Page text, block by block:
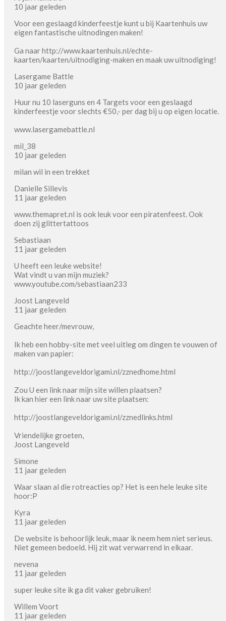
10 jaar geleden
Voor een geslaagd kinderfeestje kunt u bij Kaartenhuis uw
eigen fantastische uitnodingen maken!
Ga naar http://www.kaartenhuis.nl/echte-
kaarten/kaarten/uitnodiging-maken en maak uw uitnodiging!
Lasergame Battle
10 jaar geleden
Huur nu 10 laserguns en 4 Targets voor een geslaagd
kinderfeestje voor slechts €50,- per dag bij u op eigen locatie.
www.lasergamebattle.nl
mil_38
10 jaar geleden
milan wil in een trekket
Danielle Sillevis
11 jaar geleden
www.themapret.nl is ook leuk voor een piratenfeest. Ook
doen zij glittertattoos
Sebastiaan
11 jaar geleden
U heeft een leuke website!
Wat vindt u van mijn muziek?
www.youtube.com/sebastiaan233
Joost Langeveld
11 jaar geleden
Geachte heer/mevrouw,
Ik heb een hobby-site met veel uitleg om dingen te vouwen of
maken van papier:
http://joostlangeveldorigami.nl/zznedhome.html
Zou U een link naar mijn site willen plaatsen?
Ik kan hier een link naar uw site plaatsen:
http://joostlangeveldorigami.nl/zznedlinks.html
Vriendelijke groeten,
Joost Langeveld
Simone
11 jaar geleden
Waar slaan al die rotreacties op? Het is een hele leuke site
hoor:P
Kyra
11 jaar geleden
De website is behoorlijk leuk, maar ik neem hem niet serieus.
Niet gemeen bedoeld. Hij zit wat verwarrend in elkaar.
nevena
11 jaar geleden
super leuke site ik ga dit vaker gebruiken!
Willem Voort
11 jaar geleden